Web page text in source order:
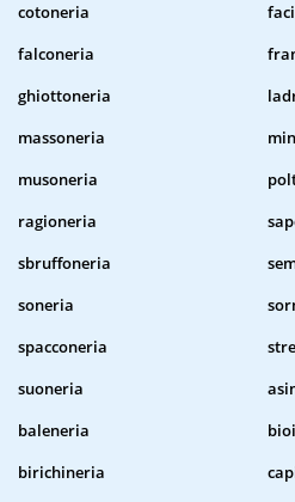
cotoneria
falconeria
ghiottoneria
massoneria
musoneria
ragioneria
sbruffoneria
soneria
spacconeria
suoneria
baleneria
birichineria